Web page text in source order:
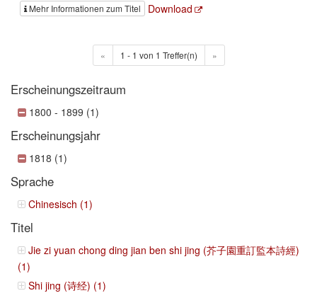
Mehr Informationen zum Titel Download
« 1 - 1 von 1 Treffer(n) »
Erscheinungszeitraum
1800 - 1899 (1)
Erscheinungsjahr
1818 (1)
Sprache
Chinesisch (1)
Titel
Jie zi yuan chong ding jian ben shi jing (芥子園重訂監本詩經)
(1)
Shi jing (诗经) (1)